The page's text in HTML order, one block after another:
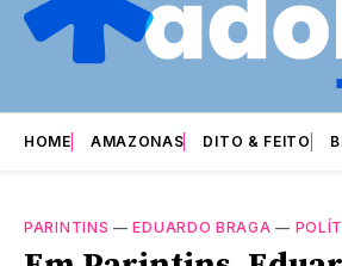
HOME AMAZONAS DITO & FEITO
PARINTINS —EDUARDO BRAGA —